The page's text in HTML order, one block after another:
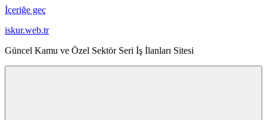
İçeriğe geç
iskur.web.tr
Güncel Kamu ve Özel Sektör Seri İş İlanları Sitesi